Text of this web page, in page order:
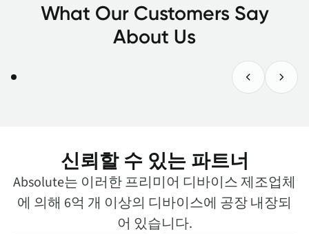
What Our Customers Say
About Us
PreviousNext
신뢰할 수 있는 파트너
Absolute는 이러한 프리미어 디바이스 제조업체
에 의해 6억 개 이상의 디바이스에 공장 내장되
어 있습니다.